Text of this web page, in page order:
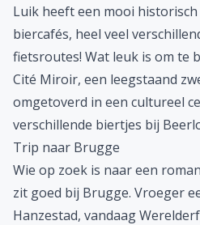
Luik heeft een mooi
biercafés, heel veel
fietsroutes! Wat leuk is om te
Cité Miroir, een leegstaand
omgetoverd in een cultureel
verschillende biertjes bij
Trip naar Brugge
Wie op zoek is naar een
zit goed bij Brugge. Vroeger
Hanzestad, vandaag